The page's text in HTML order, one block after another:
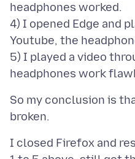
headphones worked.
4) I opened Edge and
Youtube, the
5) I played a video
So my conclusion is
I closed Firefox and